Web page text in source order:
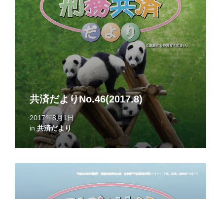
共済だよりNo.46(2017.8)
2017年8月1日
in共済だより
Read